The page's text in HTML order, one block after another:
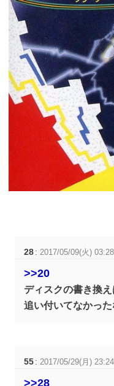
28 : 2017/05/09(火)
>>20
ディスクの書き換
追い付いてなかった
55 : 2017/05/29(月)
>>28